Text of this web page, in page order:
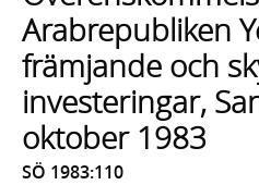
sökförslag
Arabrepubliken
främjande och
investeringar,
oktober 1983
SÖ 1983:110